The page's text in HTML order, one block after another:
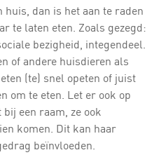
huis, dan is het aan te raden
te laten eten. Zoals gezegd:
bezigheid, integendeel.
of andere huisdieren als
(te) snel opeten of juist
om te eten. Let er ook op
een raam, ze ook
komen. Dit kan haar
beïnvloeden.